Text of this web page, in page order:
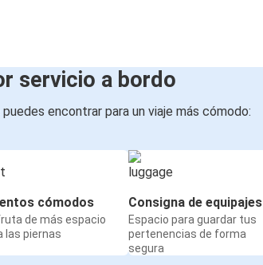
servicio a bordo
encontrar para un viaje más cómodo:
cómodos
de más espacio
las piernas
Consigna de equipajes
Espacio para guardar tus
pertenencias de forma
segura